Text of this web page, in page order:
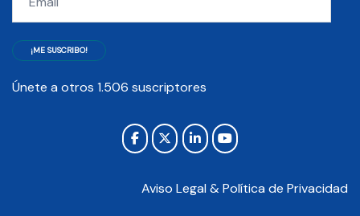
¡ME SUSCRIBO!
Únete a otros 1.506 suscriptores
Aviso Legal & Política de Privacidad